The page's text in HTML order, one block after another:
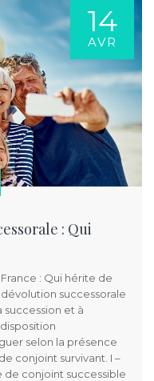
14
AVR
: Qui
: Qui hérite de
successorale
et à
selon la présence
conjoint survivant. I –
de conjoint successible